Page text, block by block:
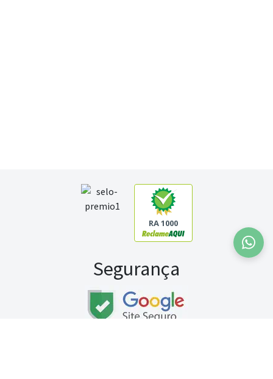
RA 1000
Segurança